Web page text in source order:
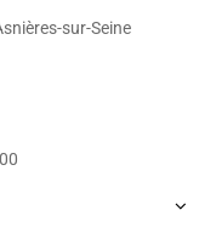
sur-Seine